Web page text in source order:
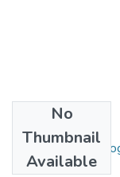
No
Thumbnail
Available
Analiz
frez.pdf(1.44 MB)